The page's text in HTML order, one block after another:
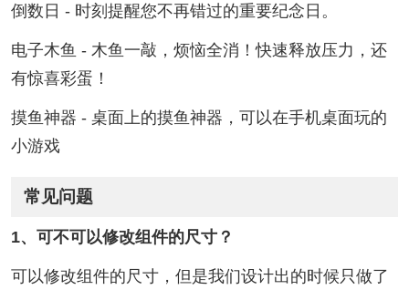
倒数日 - 时刻提醒您不再错过的重要纪念日。
电子木鱼 - 木鱼一敲，烦恼全消！快速释放压力，还
有惊喜彩蛋！
摸鱼神器 - 桌面上的摸鱼神器，可以在手机桌面玩的
小游戏
常见问题
1、可不可以修改组件的尺寸？
可以修改组件的尺寸，但是我们设计出的时候只做了